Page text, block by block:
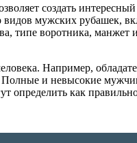
создать
мужских рубашек,
типе воротника,
Например,
Полные и невысокие
определить как